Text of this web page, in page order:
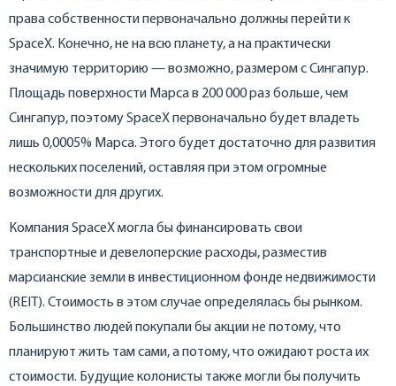
права собственности первоначально должны перейти к
SpaceX. Конечно, не на всю планету, а на практически
значимую территорию — возможно, размером с Сингапур.
Площадь поверхности Марса в 200 000 раз больше, чем
Сингапур, поэтому SpaceX первоначально будет владеть
лишь 0,0005% Марса. Этого будет достаточно для развития
нескольких поселений, оставляя при этом огромные
возможности для других.
Компания SpaceX могла бы финансировать свои
транспортные и девелоперские расходы, разместив
марсианские земли в инвестиционном фонде недвижимости
(REIT). Стоимость в этом случае определялась бы рынком.
Большинство людей покупали бы акции не потому, что
планируют жить там сами, а потому, что ожидают роста их
стоимости. Будущие колонисты также могли бы получить